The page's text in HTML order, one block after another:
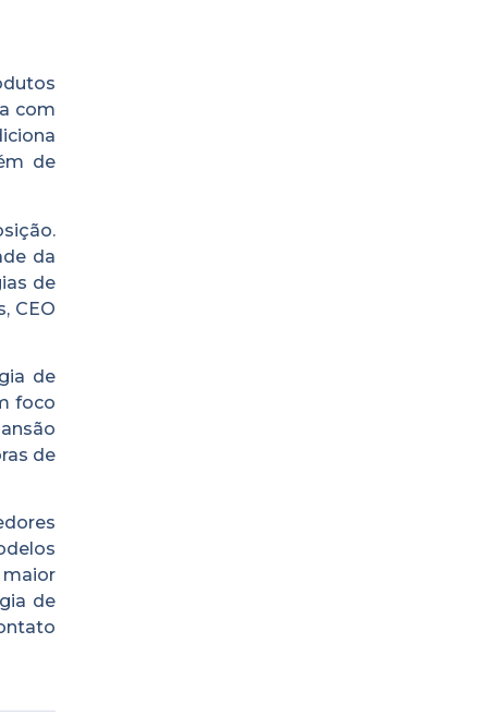
com
de
da
de
CEO
de
foco
de
de